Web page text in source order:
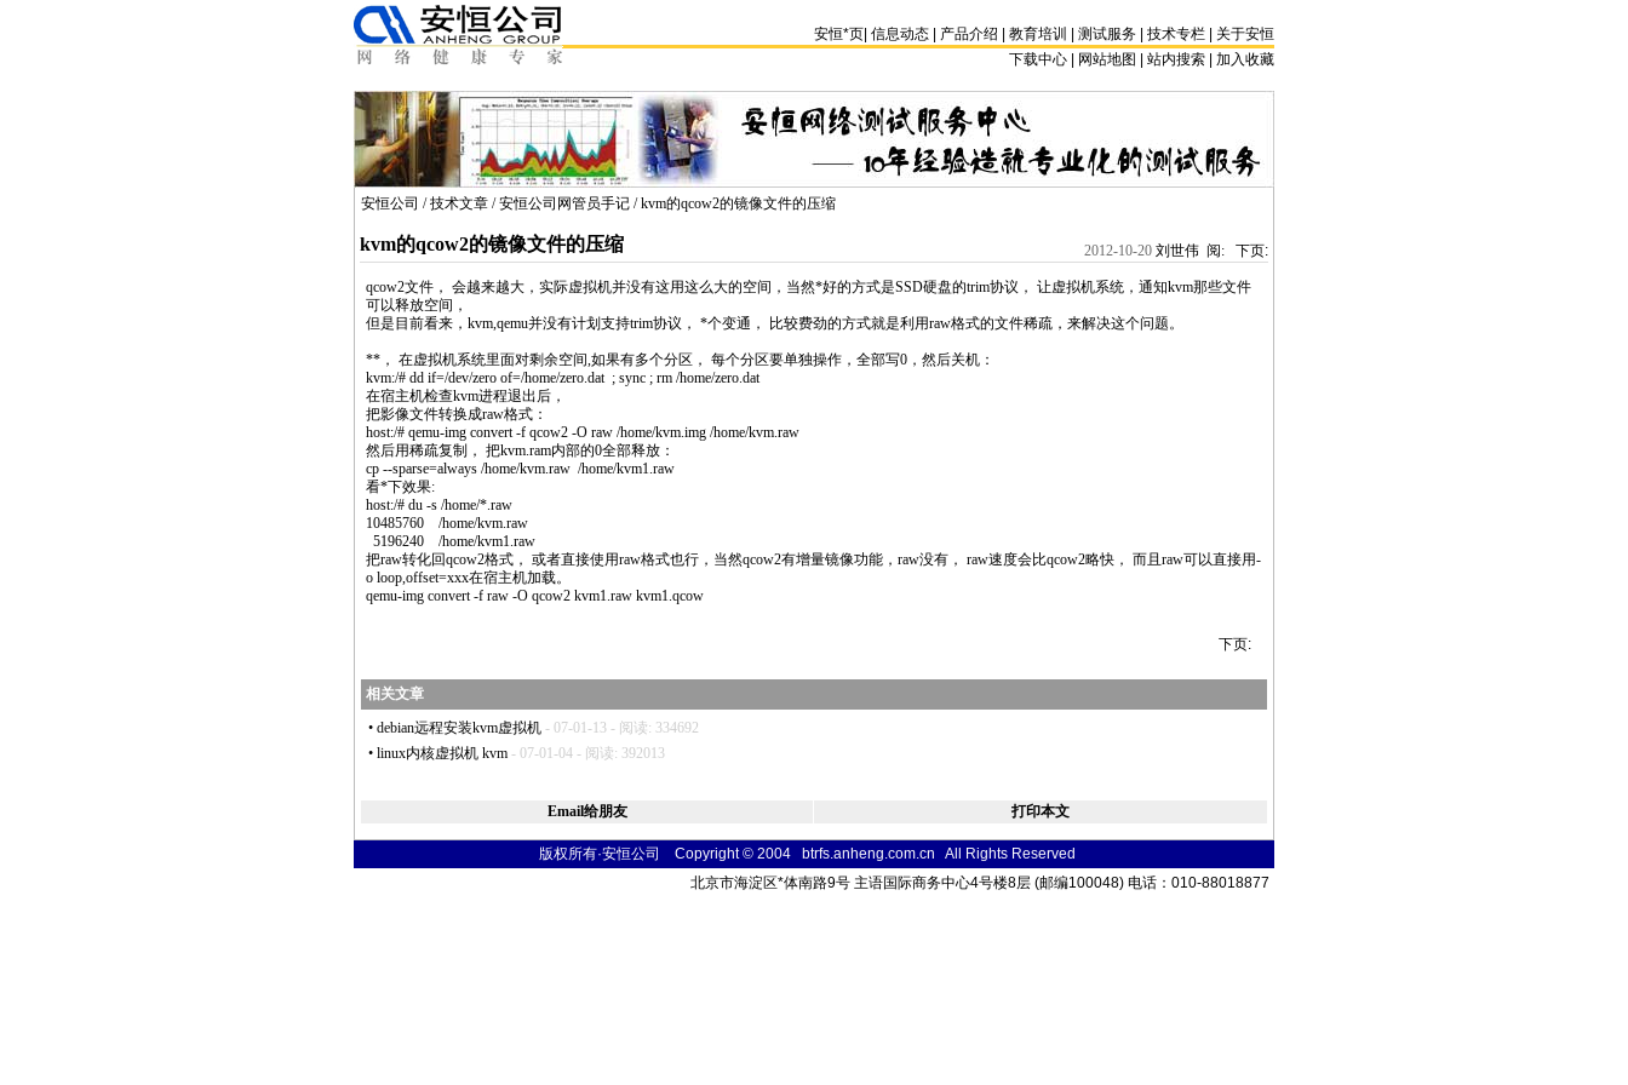
安恒*页 信息动态 产品介绍 教育培训 测试服务 技术专栏
关于安恒
下载中心 | 网站地图 | 站内搜索 加入收藏
安恒公司 /技术文章 /安恒公司网管员手记 / kvm的qcow2的镜像文件的压缩
2012-10-20 刘世伟 阅: 下页:
kvm的qcow2的镜像文件的压缩
qcow2文件， 会越来越大，实际虚拟机并没有这用这么大的空间，当然*好的方式是SSD硬盘的trim协议， 让虚拟机系统，通知kvm那些文件
可以释放空间，
但是目前看来， kvm,qemu并没有计划支持trim协议， *个变通， 比较费劲的方式就是利用raw格式的文件稀疏，来解决这个问题。
** ， 在虚拟机系统里面对剩余空间,如果有多个分区， 每个分区要单独操作，全部写0，然后关机：
kvm:/# dd if=/dev/zero of=/home/zero.dat ; sync ; rm /home/zero.dat
在宿主机检查kvm进程退出后，
把影像文件转换成raw格式：
host:/# qemu-img convert -f qcow2 -O raw /home/kvm.img /home/kvm.raw
然后用稀疏复制， 把kvm.ram内部的0全部释放：
cp --sparse=always /home/kvm.raw /home/kvm1.raw
看*下效果:
host:/# du -s /home/*.raw
10485760 /home/kvm.raw
5196240 /home/kvm1.raw
把raw转化回qcow2格式， 或者直接使用raw格式也行，当然qcow2有增量镜像功能，raw没有， raw速度会比qcow2略快， 而且raw可以直接用-
o loop,offset=xxx在宿主机加载。
qemu-img convert -f raw -O qcow2 kvm1.raw kvm1.qcow
下页:
相关文章
• debian远程安装kvm虚拟机 - 07-01-13 - 阅读: 334692
• linux内核虚拟机 kvm - 07-01-04 - 阅读: 392013
Email给朋友 打印本文
版权所有·安恒公司 Copyright © 2004 btrfs.anheng.com.cn All Rights Reserved
北京市海淀区*体南路9号 主语国际商务中心4号楼8层 (邮编100048) 电话：010-88018877